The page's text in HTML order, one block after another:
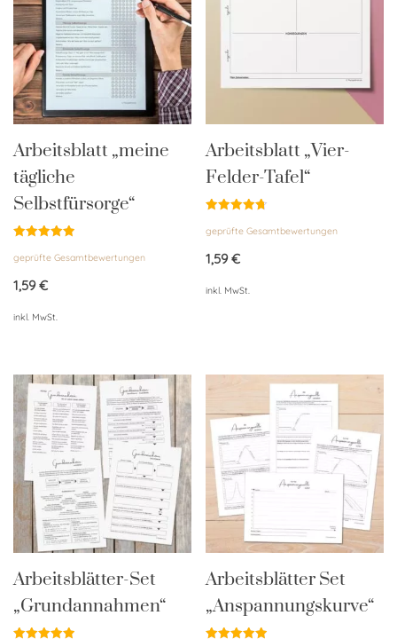
Arbeitsblatt „meine
tägliche
Selbstfürsorge“
mit
von 5
geprüfte Gesamtbewertungen
1,59€
inkl. MwSt.
Arbeitsblatt „Vier-
Felder-Tafel“
mit
von 5
geprüfte Gesamtbewertungen
1,59€
inkl. MwSt.
Arbeitsblätter-Set
„Grundannahmen“
Arbeitsblätter Set
„Anspannungskurve“